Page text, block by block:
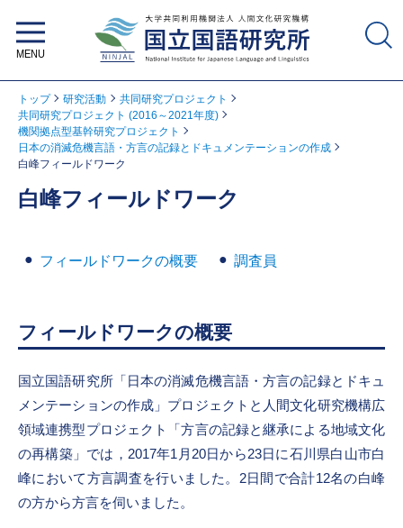
トップ 研究活動
共同研究プロジェクト
共同研究プロジェクト (2016～2021年度)
機関拠点型基幹研究プロジェクト
日本の消滅危機言語・方言の記録とドキュメンテーションの作成
白峰フィールドワーク
白峰フィールドワーク
フィールドワークの概要 調査員
フィールドワークの概要
国立国語研究所「日本の消滅危機言語・方言の記録とドキュ
メンテーションの作成」プロジェクトと人間文化研究機構広
領域連携型プロジェクト「方言の記録と継承による地域文化
の再構築」では，2017年1月20日から23日に石川県白山市白
峰において方言調査を行いました。2日間で合計12名の白峰
の方から方言を伺いました。